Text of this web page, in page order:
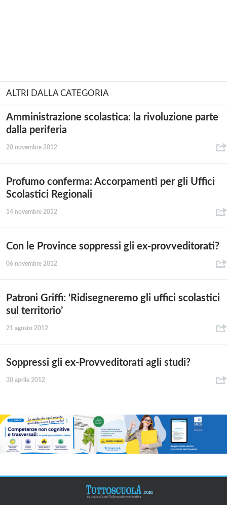
ALTRI DALLA CATEGORIA
Amministrazione scolastica: la rivoluzione parte
dalla periferia
20 novembre 2012
Profumo conferma: Accorpamenti per gli Uffici
Scolastici Regionali
14 novembre 2012
Con le Province soppressi gli ex-provveditorati?
06 novembre 2012
Patroni Griffi: ‘Ridisegneremo gli uffici scolastici
sul territorio’
21 agosto 2012
Soppressi gli ex-Provveditorati agli studi?
30 aprile 2012